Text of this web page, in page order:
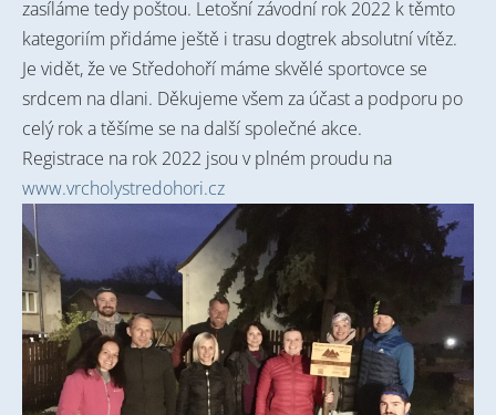
zasíláme tedy poštou. Letošní závodní rok 2022 k těmto
kategoriím přidáme ještě i trasu dogtrek absolutní vítěz.
Je vidět, že ve Středohoří máme skvělé sportovce se
srdcem na dlani. Děkujeme všem za účast a podporu po
celý rok a těšíme se na další společné akce.
Registrace na rok 2022 jsou v plném proudu na
www.vrcholystredohori.cz